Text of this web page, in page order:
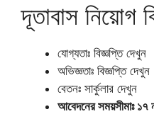
দূতাবাস নিয়োগ
যোগ্যতাঃ বিজ্ঞপ্তি দেখুন
অভিজ্ঞতাঃ বিজ্ঞপ্তি দেখুন
বেতনঃ সার্কুলার দেখুন
আবেদনের সময়সীমাঃ